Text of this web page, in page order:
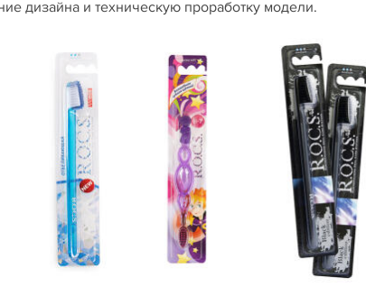
дизайна и техническую проработку модели.